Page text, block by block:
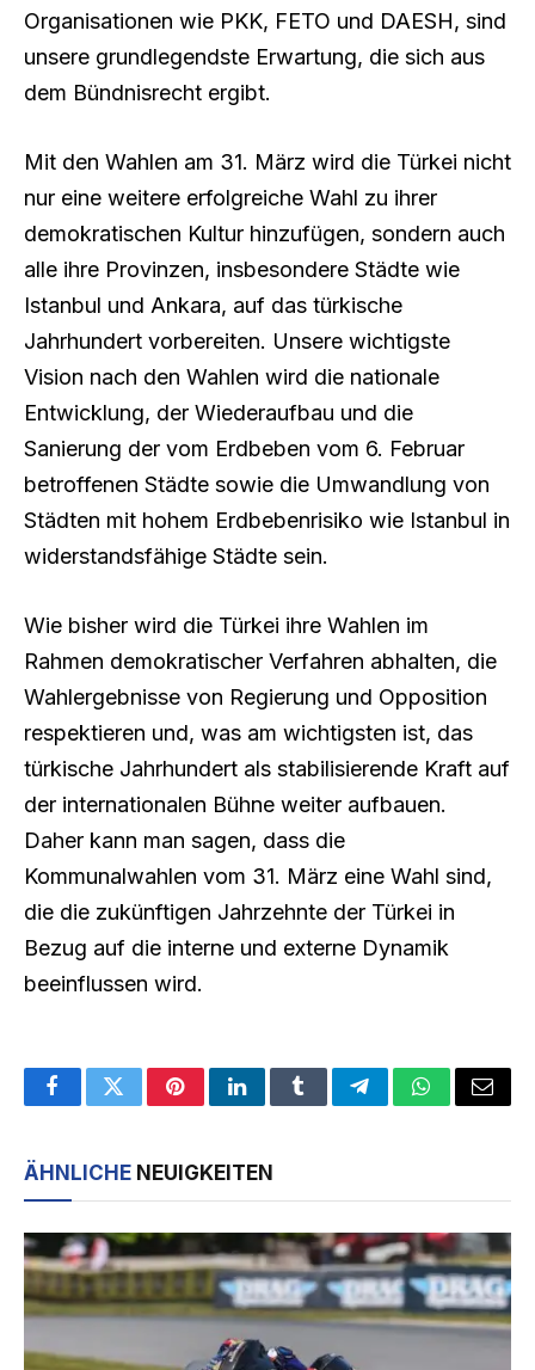
Organisationen wie PKK, FETO und DAESH, sind
unsere grundlegendste Erwartung, die sich aus
dem Bündnisrecht ergibt.
Mit den Wahlen am 31. März wird die Türkei nicht
nur eine weitere erfolgreiche Wahl zu ihrer
demokratischen Kultur hinzufügen, sondern auch
alle ihre Provinzen, insbesondere Städte wie
Istanbul und Ankara, auf das türkische
Jahrhundert vorbereiten. Unsere wichtigste
Vision nach den Wahlen wird die nationale
Entwicklung, der Wiederaufbau und die
Sanierung der vom Erdbeben vom 6. Februar
betroffenen Städte sowie die Umwandlung von
Städten mit hohem Erdbebenrisiko wie Istanbul in
widerstandsfähige Städte sein.
Wie bisher wird die Türkei ihre Wahlen im
Rahmen demokratischer Verfahren abhalten, die
Wahlergebnisse von Regierung und Opposition
respektieren und, was am wichtigsten ist, das
türkische Jahrhundert als stabilisierende Kraft auf
der internationalen Bühne weiter aufbauen.
Daher kann man sagen, dass die
Kommunalwahlen vom 31. März eine Wahl sind,
die die zukünftigen Jahrzehnte der Türkei in
Bezug auf die interne und externe Dynamik
beeinflussen wird.
FacebookTwitterPinterestLinkedInTumblrTelegramWhatsApp
Email
ÄHNLICHE NEUIGKEITEN